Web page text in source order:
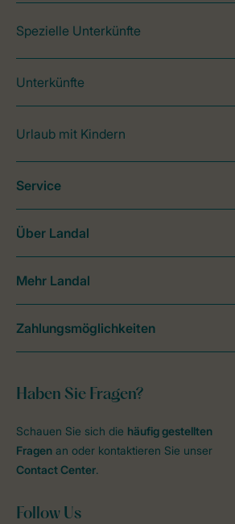
Spezielle Unterkünfte
Unterkünfte
Urlaub mit Kindern
Haben Sie Fragen?
Schauen Sie sich die häufig gestellten
Fragen an oder kontaktieren Sie unser
Contact Center.
Follow Us
Service
Über Landal
Mehr Landal
Zahlungsmöglichkeiten